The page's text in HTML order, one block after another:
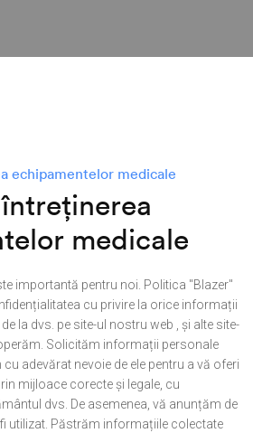
echipamentelor medicale
medicale
importantă pentru noi. Politica "Blazer"
cu privire la orice informații
la dvs. pe site-ul nostru web , și alte site-
Solicităm informații personale
adevărat nevoie de ele pentru a vă oferi
mijloace corecte și legale, cu
dvs. De asemenea, vă anunțăm de
utilizat. Păstrăm informațiile colectate